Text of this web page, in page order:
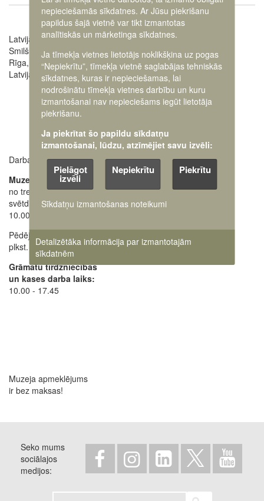
Latvijas Kara muzejs
Smilšu iela 20
Rīga, LV-1050,
Latvija
Image
Darba laiki:
Muzejs atvērts:
no trešdienas līdz
svētdienai
10.00 - 18.00
Pēdējos apmeklētājus ielaiž
plkst. 17.30
Grāmatu tirdzniecības
un kases darba laiks:
10.00 - 17.45
Muzeja administrācija
+371 63616238
Ekskursiju pieteikšana
+37128662648
Muzeja apmeklējums
ir bez maksas!
Seko mums
sociālajos
medijos
nepieciešamās sīkdatnes. Ar Jūsu piekrišanu
papildus šajā vietnē var tikt izmantotas
analītiskās un mārketinga sīkdatnes.
Ja tīmekļa vietnes lietotājs noklikšķina uz pogas
“Nepiekrītu”, tīmekļa vietnē saglabājas tehniskās
sīkdatnes, kuras ir nepieciešamas, lai
nodrošinātu tīmekļa vietnes darbību un kuru
izmantošanai nav nepieciešams iegūt lietotāja
piekrišanu.
Ja piekrītat šo papildu sīkdatņu
izmantošanai, lūdzu, atzīmējiet savu izvēli:
Pielāgot
izvēli
Nepiekrītu Piekrītu
Sīkdatņu izmantošanas noteikumi
Detalizētāka informācija par izmantotajām
sīkdatnēm